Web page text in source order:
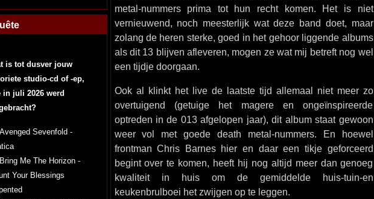
is tot dusver jouw
studio-cd of -ep,
in juli 2026 werd
Avenged Sevenfold -
Bring Me The Horizon -
Your Blessings
metal-nummers prima tot hun recht komen. Het is niet
vernieuwend, noch meesterlijk wat deze band doet, maar
zolang de heren sterke, goed in het gehoor liggende albums
als dit 13 blijven afleveren, mogen ze wat mij betreft nog wel
een tijdje doorgaan.
Ook al klinkt het live de laatste tijd allemaal niet meer zo
overtuigend (getuige het magere en ongeïnspireerde
optreden in de 013 afgelopen jaar), dit album staat gewoon
weer vol met goede death metal-nummers. En hoewel
frontman Chris Barnes hier en daar een tikje geforceerd
begint over te komen, heeft hij nog altijd meer dan genoeg
kwaliteit in huis om de gemiddelde huis-tuin-en
keukenbrulboei het zwijgen op te leggen.